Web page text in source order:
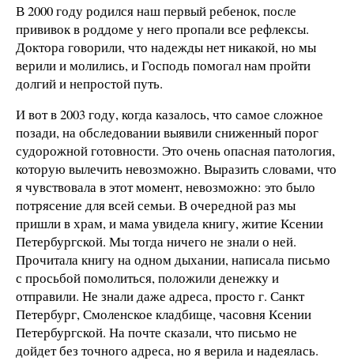
В 2000 году родился наш первый ребенок, после
прививок в роддоме у него пропали все рефлексы.
Доктора говорили, что надежды нет никакой, но мы
верили и молились, и Господь помогал нам пройти
долгий и непростой путь.
И вот в 2003 году, когда казалось, что самое сложное
позади, на обследовании выявили сниженный порог
судорожной готовности. Это очень опасная патология,
которую вылечить невозможно. Выразить словами, что
я чувствовала в этот момент, невозможно: это было
потрясение для всей семьи. В очередной раз мы
пришли в храм, и мама увидела книгу, житие Ксении
Петербургской. Мы тогда ничего не знали о ней.
Прочитала книгу на одном дыхании, написала письмо
с просьбой помолиться, положили денежку и
отправили. Не знали даже адреса, просто г. Санкт
Петербург, Смоленское кладбище, часовня Ксении
Петербургской. На почте сказали, что письмо не
дойдет без точного адреса, но я верила и надеялась.